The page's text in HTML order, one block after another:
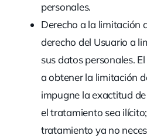
personales.
Derecho a la limitación
derecho del Usuario a
sus datos personales.
a obtener la limitación
impugne la exactitud
el tratamiento sea
tratamiento ya no